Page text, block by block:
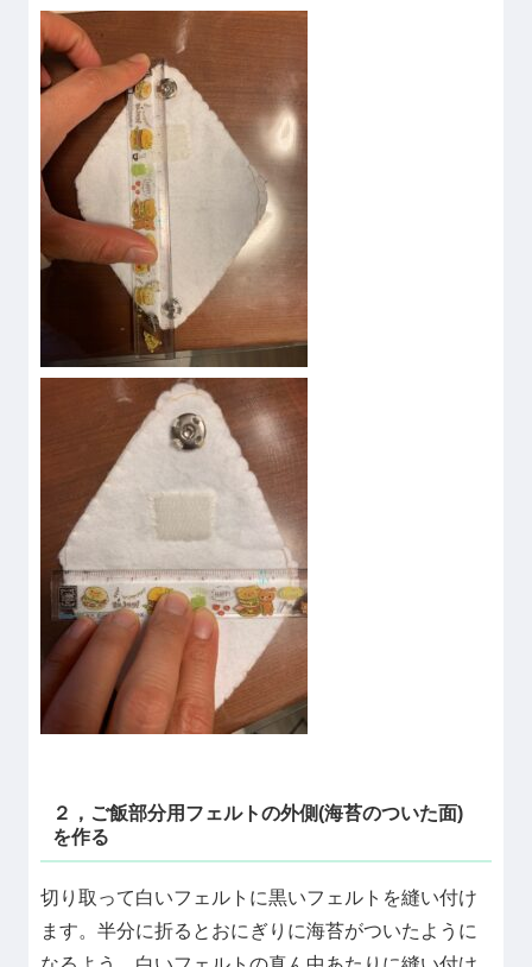
２，ご飯部分用フェルトの外側(海苔のついた面)
を作る
切り取って白いフェルトに黒いフェルトを縫い付け
ます。半分に折るとおにぎりに海苔がついたように